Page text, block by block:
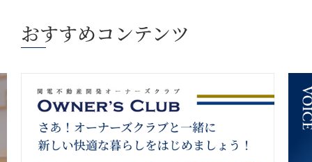
おすすめコンテンツ